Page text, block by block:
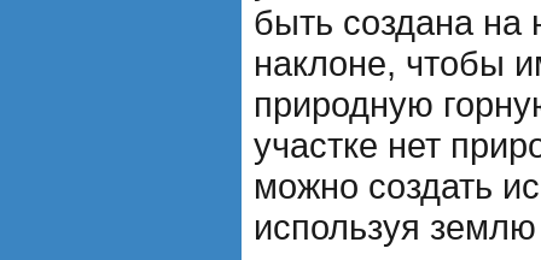
быть создана
наклоне, чтобы
природную
участке нет
можно создать
используя